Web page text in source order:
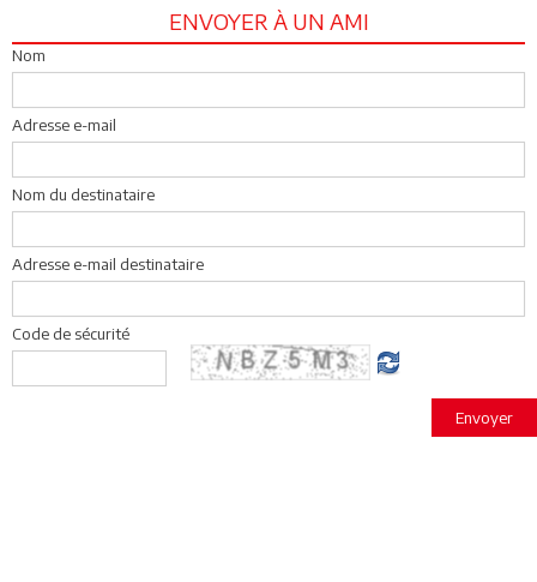
ENVOYER À UN AMI
Nom
Adresse e-mail
Nom du destinataire
Adresse e-mail destinataire
Code de sécurité
Envoyer